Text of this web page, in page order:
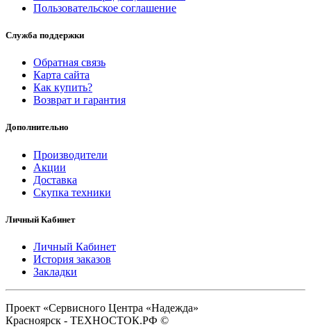
Пользовательское соглашение
Служба поддержки
Обратная связь
Карта сайта
Как купить?
Возврат и гарантия
Дополнительно
Производители
Акции
Доставка
Скупка техники
Личный Кабинет
Личный Кабинет
История заказов
Закладки
Проект «Сервисного Центра «Надежда»
Красноярск - ТЕХНОСТОК.РФ ©